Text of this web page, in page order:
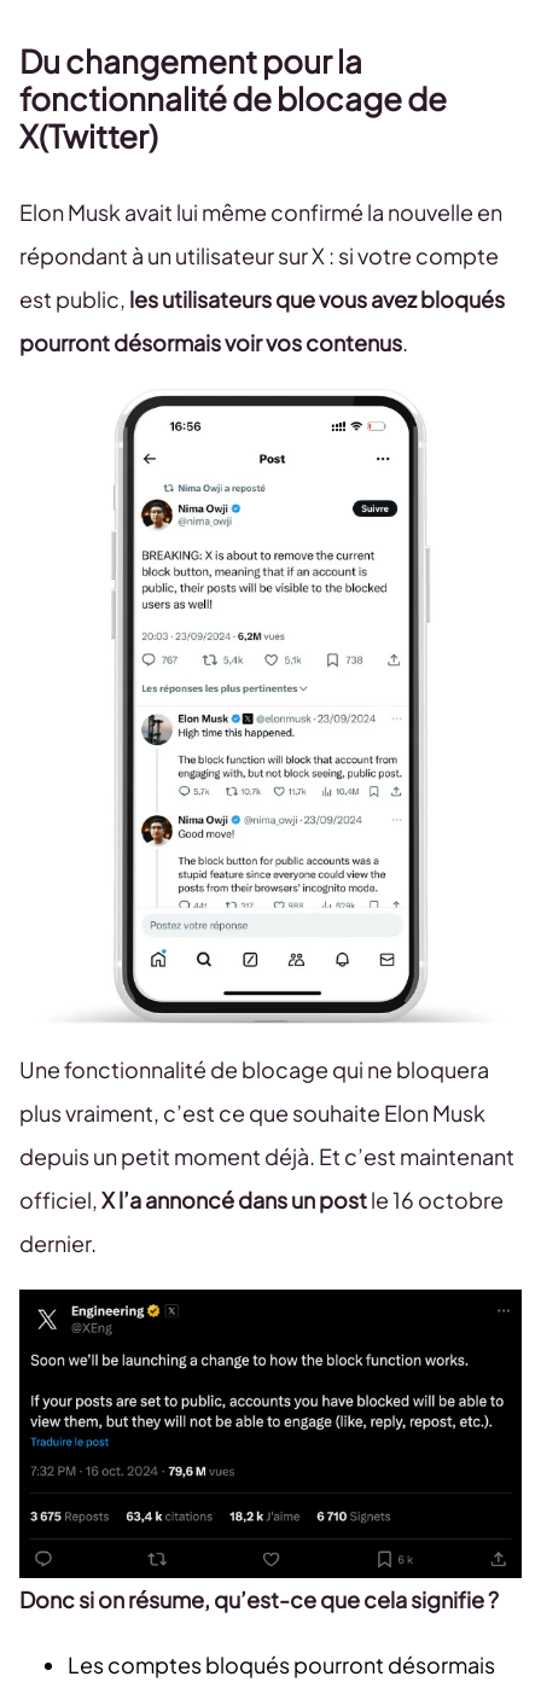
Du changement pour la
fonctionnalité de blocagede
X(Twitter)
Elon Musk avait lui même confirmé la nouvelle en
répondant à un utilisateur sur X : si votre compte
est public, les utilisateurs que vous avez bloqués
pourront désormais voir vos contenus.
Une fonctionnalité de blocage qui ne bloquera
plus vraiment, c’est ce que souhaite Elon Musk
depuis un petit moment déjà. Et c’est maintenant
officiel,X l’a annoncé dans un postle 16 octobre
dernier.
Donc si on résume, qu’est-ce que cela signifie ?
Les comptes bloqués pourront désormais